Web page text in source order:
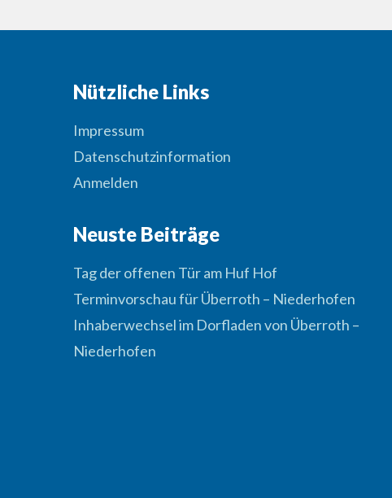
Nützliche Links
Impressum
Datenschutzinformation
Anmelden
Neuste Beiträge
Tag der offenen Tür am Huf Hof
Terminvorschau für Überroth – Niederhofen
Inhaberwechsel im Dorfladen von Überroth –
Niederhofen